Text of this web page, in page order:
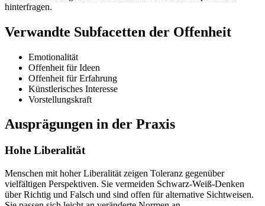
hinterfragen.
Verwandte Subfacetten der Offenheit
Emotionalität
Offenheit für Ideen
Offenheit für Erfahrung
Künstlerisches Interesse
Vorstellungskraft
Ausprägungen in der Praxis
Hohe Liberalität
Menschen mit hoher Liberalität zeigen Toleranz gegenüber
vielfältigen Perspektiven. Sie vermeiden Schwarz-Weiß-Denken
über Richtig und Falsch und sind offen für alternative Sichtweisen.